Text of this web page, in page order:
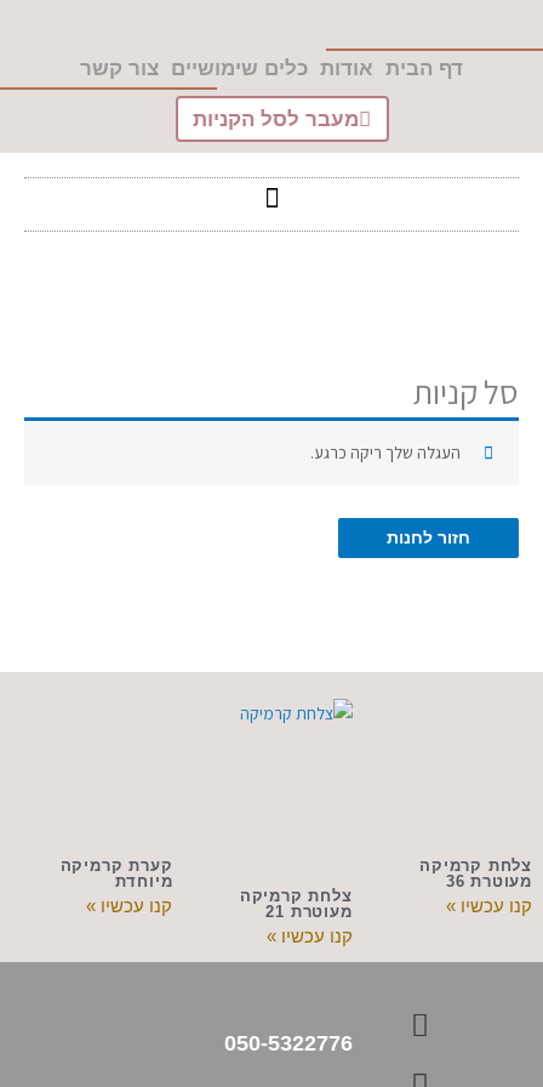
לתוכן
דף הבית אודות כלים שימושיים צור קשר
מעבר לסל הקניות
סל קניות
העגלה שלך ריקה כרגע.
חזור לחנות
צלחת קרמיקה
מעוטרת 36
קנו עכשיו »
צלחת קרמיקה
מעוטרת 21
קנו עכשיו »
קערת קרמיקה
מיוחדת
קנו עכשיו »
050-5322776